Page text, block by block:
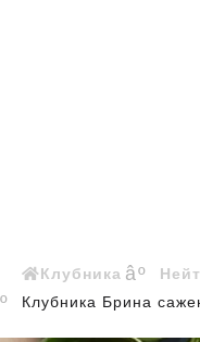
Клубника
Клубника Брина